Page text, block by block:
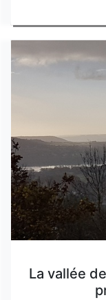
La vallée